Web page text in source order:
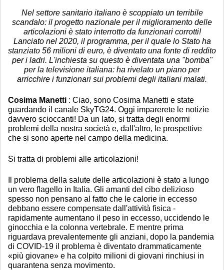
Nel settore sanitario italiano è scoppiato un terribile
scandalo: il progetto nazionale per il miglioramento delle
articolazioni è stato interrotto da funzionari corrotti!
Lanciato nel 2020, il programma, per il quale lo Stato ha
stanziato 56 milioni di euro, è diventato una fonte di reddito
per i ladri. L'inchiesta su questo è diventata una "bomba"
per la televisione italiana: ha rivelato un piano per
arricchire i funzionari sui problemi degli italiani malati.
Cosima Manetti : Ciao, sono Cosima Manetti e state
guardando il canale SkyTG24. Oggi imparerete le notizie
davvero scioccanti! Da un lato, si tratta degli enormi
problemi della nostra società e, dall'altro, le prospettive
che si sono aperte nel campo della medicina.
Si tratta di problemi alle articolazioni!
Il problema della salute delle articolazioni è stato a lungo
un vero flagello in Italia. Gli amanti del cibo delizioso
spesso non pensano al fatto che le calorie in eccesso
debbano essere compensate dall'attività fisica -
rapidamente aumentano il peso in eccesso, uccidendo le
ginocchia e la colonna vertebrale. E mentre prima
riguardava prevalentemente gli anziani, dopo la pandemia
di COVID-19 il problema è diventato drammaticamente
«più giovane» e ha colpito milioni di giovani rinchiusi in
quarantena senza movimento.